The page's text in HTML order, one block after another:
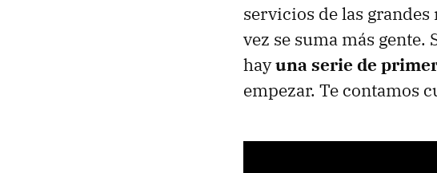
servicios de las
vez se suma más
hayuna serie de
empezar. Te contamos